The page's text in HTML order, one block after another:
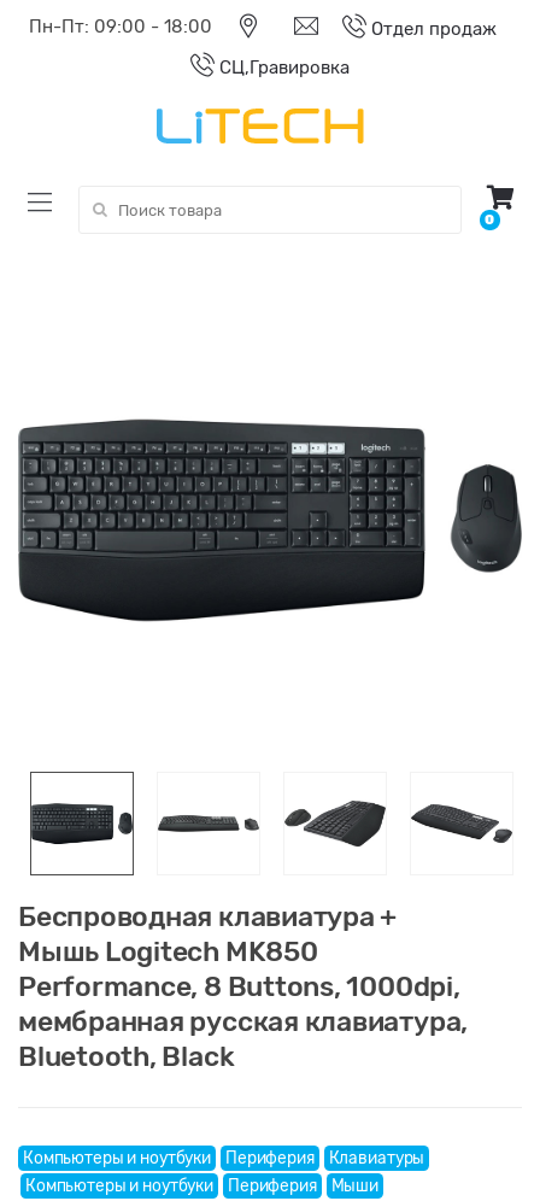
Пн-Пт: 09:00 - 18:00
Отдел продаж
СЦ,Гравировка
Поиск:
0
Беспроводная клавиатура +
Мышь Logitech MK850
Performance, 8 Buttons, 1000dpi,
мембранная русская клавиатура,
Bluetooth, Black
Компьютеры и ноутбуки Периферия
Клавиатуры
Компьютеры и ноутбуки
Периферия Мыши